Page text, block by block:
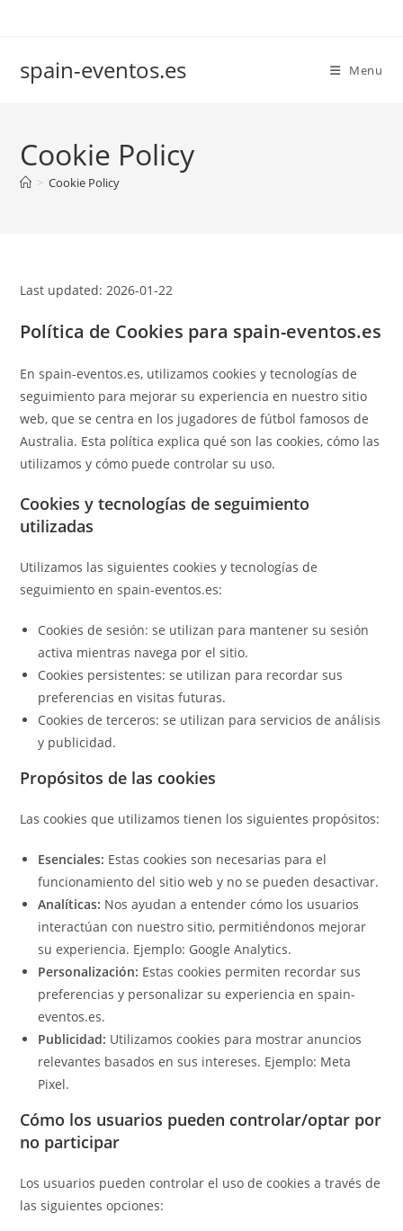
spain-eventos.es Menu
Cookie Policy
> Cookie Policy
Last updated: 2026-01-22
Política de Cookies para spain-eventos.es
En spain-eventos.es, utilizamos cookies y tecnologías de
seguimiento para mejorar su experiencia en nuestro sitio
web, que se centra en los jugadores de fútbol famosos de
Australia. Esta política explica qué son las cookies, cómo las
utilizamos y cómo puede controlar su uso.
Cookies y tecnologías de seguimiento
utilizadas
Utilizamos las siguientes cookies y tecnologías de
seguimiento en spain-eventos.es:
Cookies de sesión: se utilizan para mantener su sesión
activa mientras navega por el sitio.
Cookies persistentes: se utilizan para recordar sus
preferencias en visitas futuras.
Cookies de terceros: se utilizan para servicios de análisis
y publicidad.
Propósitos de las cookies
Las cookies que utilizamos tienen los siguientes propósitos:
Esenciales: Estas cookies son necesarias para el
funcionamiento del sitio web y no se pueden desactivar.
Analíticas: Nos ayudan a entender cómo los usuarios
interactúan con nuestro sitio, permitiéndonos mejorar
su experiencia. Ejemplo: Google Analytics.
Personalización: Estas cookies permiten recordar sus
preferencias y personalizar su experiencia en spain-
eventos.es.
Publicidad: Utilizamos cookies para mostrar anuncios
relevantes basados en sus intereses. Ejemplo: Meta
Pixel.
Cómo los usuarios pueden controlar/optar por
no participar
Los usuarios pueden controlar el uso de cookies a través de
las siguientes opciones: